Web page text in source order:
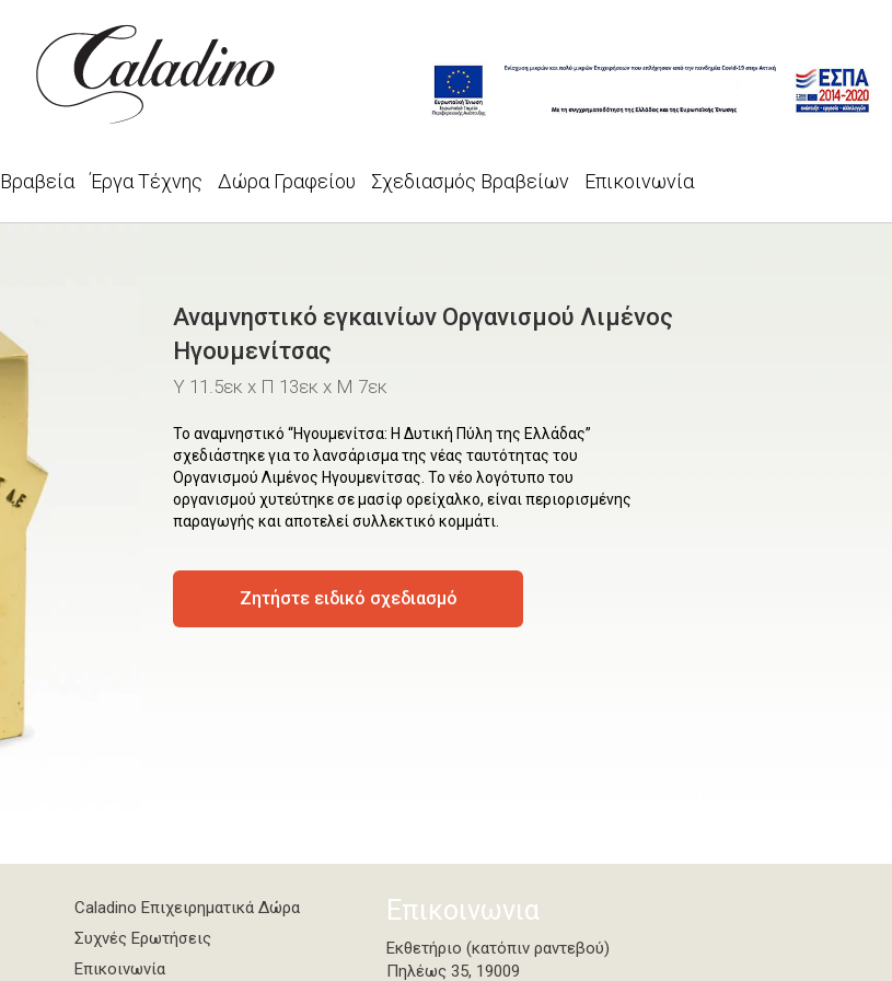
Βραβεία Έργα Τέχνης Δώρα Γραφείου Σχεδιασμός Βραβείων Επικοινωνία
Αναμνηστικό εγκαινίων Οργανισμού Λιμένος
Ηγουμενίτσας
Υ 11.5εκ x Π 13εκ x Μ 7εκ
Το αναμνηστικό “Ηγουμενίτσα: Η Δυτική Πύλη της Ελλάδας”
σχεδιάστηκε για το λανσάρισμα της νέας ταυτότητας του
Οργανισμού Λιμένος Ηγουμενίτσας. Το νέο λογότυπο του
οργανισμού χυτεύτηκε σε μασίφ ορείχαλκο, είναι περιορισμένης
παραγωγής και αποτελεί συλλεκτικό κομμάτι.
Ζητήστε ειδικό σχεδιασμό
Caladino Επιχειρηματικά Δώρα
Συχνές Ερωτήσεις
Επικοινωνία
Επικοινωνια
Εκθετήριο (κατόπιν ραντεβού)
Πηλέως 35, 19009